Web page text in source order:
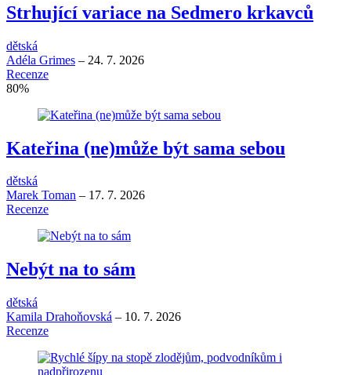
Strhující variace na Sedmero krkavců
dětská
Adéla Grimes – 24. 7. 2026
Recenze
80%
Kateřina (ne)může být sama sebou
dětská
Marek Toman – 17. 7. 2026
Recenze
Nebýt na to sám
dětská
Kamila Drahoňovská – 10. 7. 2026
Recenze